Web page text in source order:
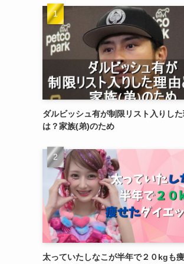
ダルビッシュ有が制限リスト入りした
は？家族(弟)のため
太っていたしなこが半年で２０kgも